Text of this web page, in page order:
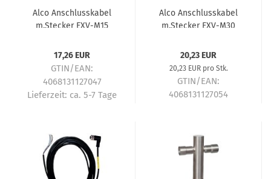
Alco Anschlusskabel
m.Stecker EXV-M15
ab2009 804663
17,26 EUR
GTIN/EAN:
4068131127047
Lieferzeit: ca. 5-7 Tage
Alco Anschlusskabel
m.Stecker EXV-M30
ab2009 804664
20,23 EUR
20,23 EUR pro Stk.
GTIN/EAN:
4068131127054